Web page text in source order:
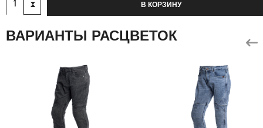
В КОРЗИНУ
ВАРИАНТЫ РАСЦВЕТОК